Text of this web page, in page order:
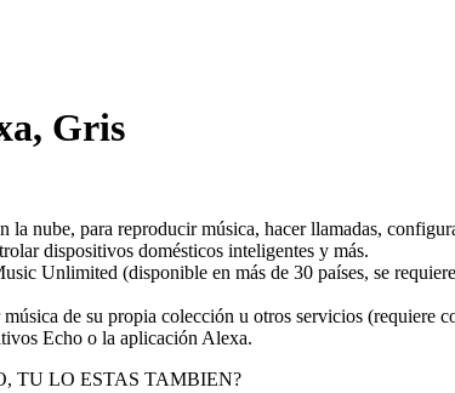
Gris
la nube, para reproducir música, hacer llamadas,
dispositivos domésticos inteligentes y más.
Unlimited (disponible en más de 30 países, se
de su propia colección u otros servicios (requiere
Echo o la aplicación Alexa.
TU LO ESTAS TAMBIEN?